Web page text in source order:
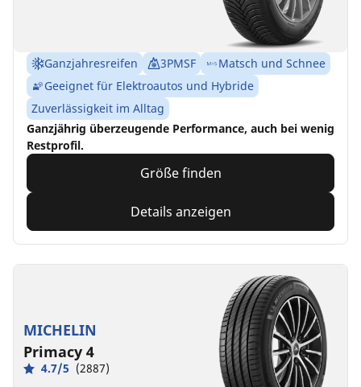
Ganzjahresreifen 3PMSF
Matsch und Schnee
Geeignet für Elektroautos und Hybride
Zuverlässigkeit im Alltag
Ganzjährig überzeugende Performance, auch bei wenig
Restprofil.
Größe finden
Details anzeigen
MICHELIN
Primacy 4
4.7/5 (2887)